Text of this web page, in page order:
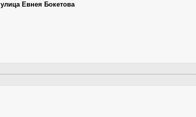
улица Евнея Бокетова